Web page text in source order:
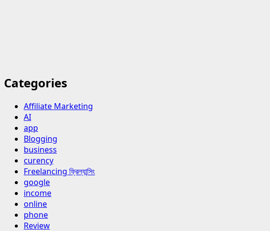
Categories
Affiliate Marketing
AI
app
Blogging
business
curency
Freelancing ফ্রিল্যান্সিং
google
income
online
phone
Review